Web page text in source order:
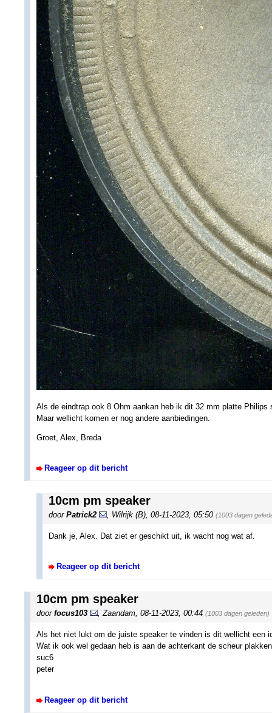
Als de eindtrap ook 8 Ohm aankan heb ik dit 32 mm platte
Maar wellicht komen er nog andere aanbiedingen.
Groet, Alex, Breda
Reageer op dit bericht
10cm pm speaker
door Patrick2 , Wilrijk (B), 08-11-2023, 05:50 (1003 dagen
Dank je, Alex. Dat ziet er geschikt uit, ik wacht nog wat af.
Reageer op dit bericht
10cm pm speaker
door focus103 ,Zaandam, 08-11-2023, 00:44 (1003 dagen geleden)
Als het niet lukt om de juiste speaker te vinden is dit wellicht een
Wat ik ook wel gedaan heb is aan de achterkant de scheur
suc6
peter
Reageer op dit bericht